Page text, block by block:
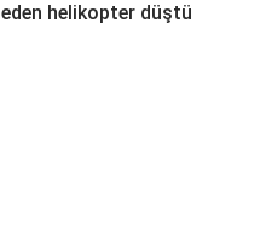
eden helikopter düştü